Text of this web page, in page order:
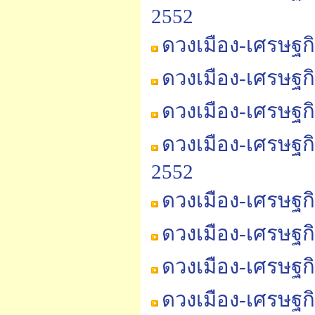
2552
ดวงเมือง-เศรษ
ดวงเมือง-เศรษ
ดวงเมือง-เศรษ
ดวงเมือง-เศรษ
2552
ดวงเมือง-เศรษ
ดวงเมือง-เศรษ
ดวงเมือง-เศรษ
ดวงเมือง-เศรษ